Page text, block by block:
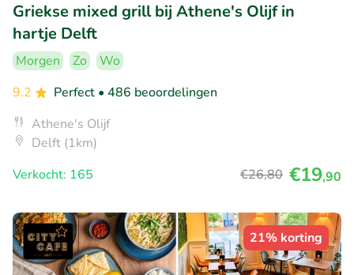
Griekse mixed grill bij Athene's Olijf in
hartje Delft
Morgen Zo
Wo
9.2
Perfect • 486 beoordelingen
Athene's Olijf
Delft (1km)
Verkocht: 165
€26,80 €19,90
21% korting